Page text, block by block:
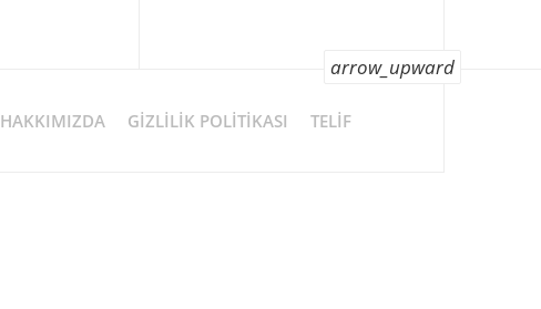
HAKKIMIZDA GIZLILIK POLITIKASI TELIF
arrow_upward